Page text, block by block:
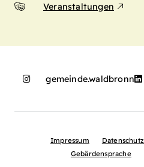
Veranstaltungen
gemeinde.waldbronn
Impressum Datenschutz
Gebärdensprache